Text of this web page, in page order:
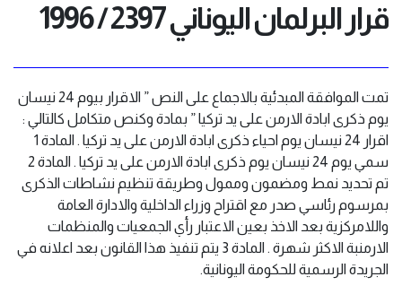
قرار البرلمان اليوناني 2397 / 1996
تمت الموافقة المبدئية بالاجماع على النص ” الاقرار بيوم 24 نيسان
يوم ذكرى ابادة الارمن على يد تركيا ” بمادة وكنص متكامل كالتالي :
اقرار 24 نيسان يوم احياء ذكرى ابادة الارمن على يد تركيا . المادة 1
سمي يوم 24 نيسان يوم ذكرى ابادة الارمن على يد تركيا . المادة 2
تم تحديد نمط ومضمون وممول وطريقة تنظيم نشاطات الذكرى
بمرسوم رئاسي صدر مع اقتراح وزراء الداخلية والادارة العامة
واللامركزية بعد الاخذ بعين الاعتبار رأي الجمعيات والمنظمات
الارمنبة الاكثر شهرة . المادة 3 يتم تنفيذ هذا القانون بعد اعلانه في
الجريدة الرسمية للحكومة اليونانية.